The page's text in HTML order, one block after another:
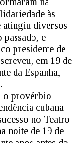
às
atingiu diversos
e
presidente de
em 19 de
da Espanha,
o provérbio
cubana
no Teatro
noite de 19 de